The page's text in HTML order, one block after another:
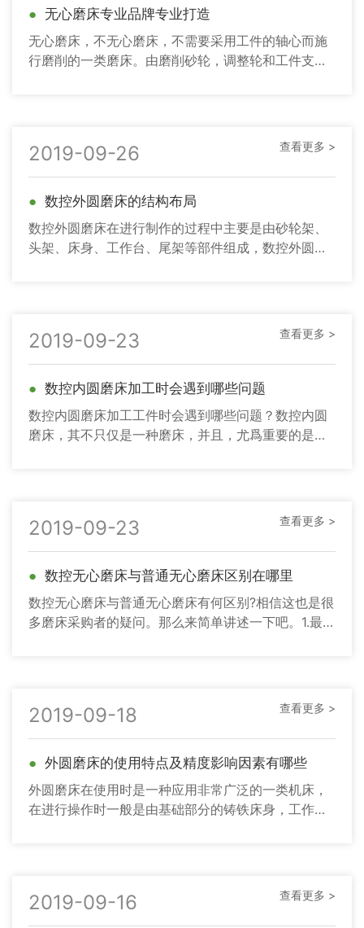
● 无心磨床专业品牌专业打造
无心磨床，不无心磨床，不需要采用工件的轴心而施
行磨削的一类磨床。由磨削砂轮，调整轮和工件支架
2019-09-26 查看更多 >
● 数控外圆磨床的结构布局
数控外圆磨床在进行制作的过程中主要是由砂轮架、
头架、床身、工作台、尾架等部件组成，数控外圆磨
2019-09-23 查看更多 >
● 数控内圆磨床加工时会遇到哪些问题
数控内圆磨床加工工件时会遇到哪些问题？数控内圆
磨床，其不只仅是一种磨床，并且，尤爲重要的是，
2019-09-23 查看更多 >
● 数控无心磨床与普通无心磨床区别在哪里
数控无心磨床与普通无心磨床有何区别?相信这也是很
多磨床采购者的疑问。那么来简单讲述一下吧。1.最简
2019-09-18 查看更多 >
● 外圆磨床的使用特点及精度影响因素有哪些
外圆磨床在使用时是一种应用非常广泛的一类机床，
在进行操作时一般是由基础部分的铸铁床身，工作
2019-09-16 查看更多 >